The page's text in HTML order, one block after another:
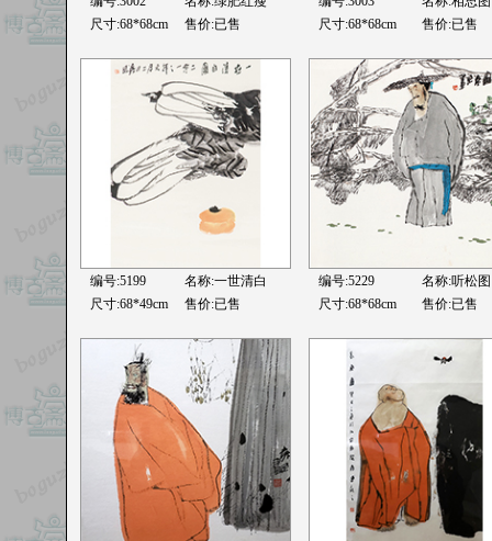
尺寸:68*68cm
售价:已售
尺寸:68*68cm
售价:已售
编号:5199
名称:一世清白
尺寸:68*49cm
售价:已售
编号:5229
名称:听松图
尺寸:68*68cm
售价:已售